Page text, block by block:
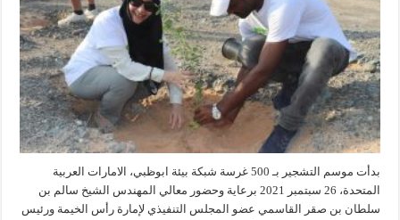
بدأت موسم التشجير بـ 500 غرسة شبكة بيئة ابوظبي، الامارات العربية
المتحدة، 26 سبتمبر 2021 برعاية وحضور معالي المهندس الشيخ سالم بن
سلطان بن صقر القاسمي عضو المجلس التنفيذي لإمارة رأس الخيمة ورئيس